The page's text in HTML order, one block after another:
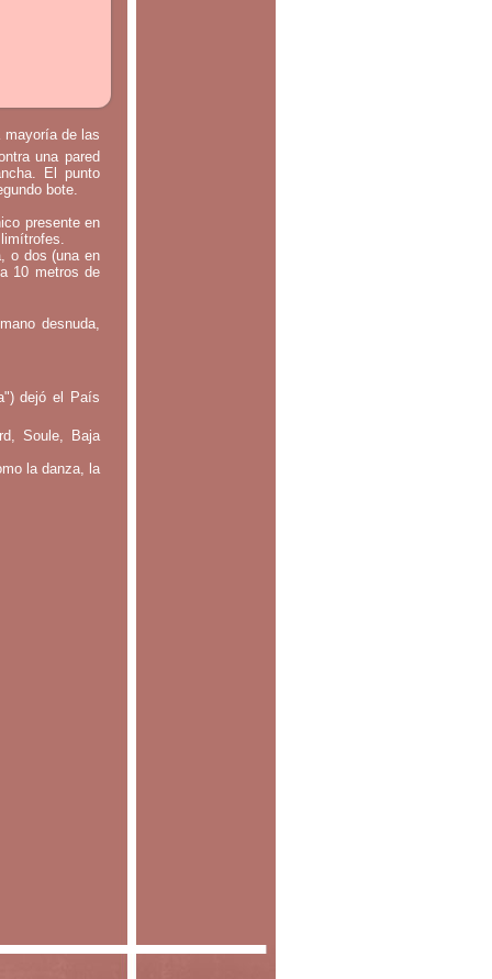
mayoría de las
una pared
El punto
bote.
presente en
o dos (una en
10 metros de
desnuda,
dejó el País
Soule, Baja
la danza, la